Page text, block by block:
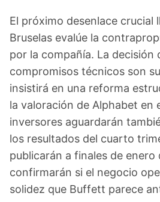
El próximo desenlace crucial
Bruselas evalúe la
por la compañía. La decisión
compromisos técnicos son
insistirá en una reforma
la valoración de Alphabet en
inversores aguardarán
los resultados del cuarto
publicarán a finales de enero
confirmarán si el negocio
solidez que Buffett parece